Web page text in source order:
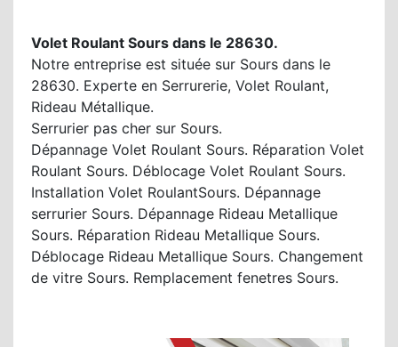
Volet Roulant Sours dans le 28630.
Notre entreprise est située sur Sours dans le
28630. Experte en Serrurerie, Volet Roulant,
Rideau Métallique.
Serrurier pas cher sur Sours.
Dépannage Volet Roulant Sours. Réparation Volet
Roulant Sours. Déblocage Volet Roulant Sours.
Installation Volet RoulantSours. Dépannage
serrurier Sours. Dépannage Rideau Metallique
Sours. Réparation Rideau Metallique Sours.
Déblocage Rideau Metallique Sours. Changement
de vitre Sours. Remplacement fenetres Sours.